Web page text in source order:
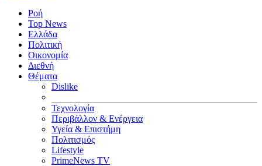
Ροή
Top News
Ελλάδα
Πολιτική
Οικονομία
Διεθνή
Θέματα
Dislike
Τεχνολογία
Περιβάλλον & Ενέργεια
Υγεία & Επιστήμη
Πολιτισμός
Lifestyle
PrimeNews TV